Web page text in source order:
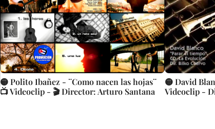
🟡 Polito Ibañez - ¨Como nacen las hojas¨
📺 Videoclip - 🎬 Director: Arturo Santana
🟡 David
Videoclip -